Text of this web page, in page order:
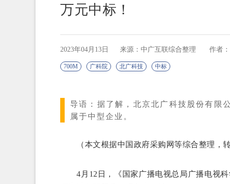
万元中标！
2023年04月13日 来源：中广互联综合整理 作者：
700M 广科院 北广科技 中标
导语： 据了解，北京北广科技股份有限
属于中型企业。
（本文根据中国政府采购网等综合整理，转
4月12日，《国家广播电视总局广播电视科